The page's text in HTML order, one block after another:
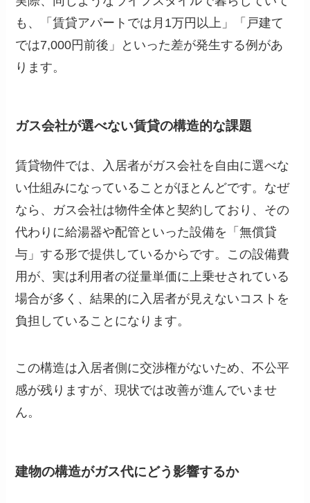
も、「賃貸アパートでは月1万円以上」「戸建て
では7,000円前後」といった差が発生する例があ
ります。
ガス会社が選べない賃貸の構造的な課題
賃貸物件では、入居者がガス会社を自由に選べな
い仕組みになっていることがほとんどです。なぜ
なら、ガス会社は物件全体と契約しており、その
代わりに給湯器や配管といった設備を「無償貸
与」する形で提供しているからです。この設備費
用が、実は利用者の従量単価に上乗せされている
場合が多く、結果的に入居者が見えないコストを
負担していることになります。
この構造は入居者側に交渉権がないため、不公平
感が残りますが、現状では改善が進んでいませ
ん。
建物の構造がガス代にどう影響するか